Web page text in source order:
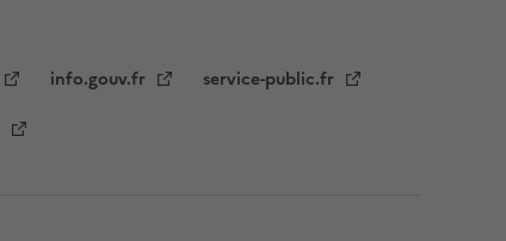
info.gouv.fr
service-public.fr